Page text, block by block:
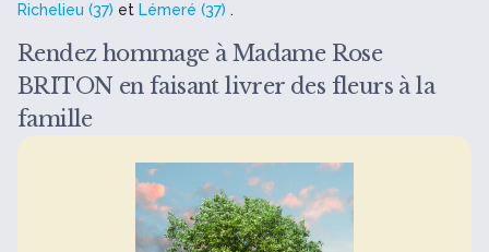
Richelieu (37) et Lémeré (37) .
Rendez hommage à Madame Rose
BRITON en faisant livrer des fleurs à la
famille